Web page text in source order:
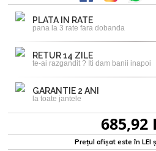
PLATA IN RATE
pana la 3 rate fara dobanda
RETUR 14 ZILE
te-ai razgandit ? Iti dam banii inapoi
GARANTIE 2 ANI
la toate jantele
685,92
Prețul afișat este în LEI